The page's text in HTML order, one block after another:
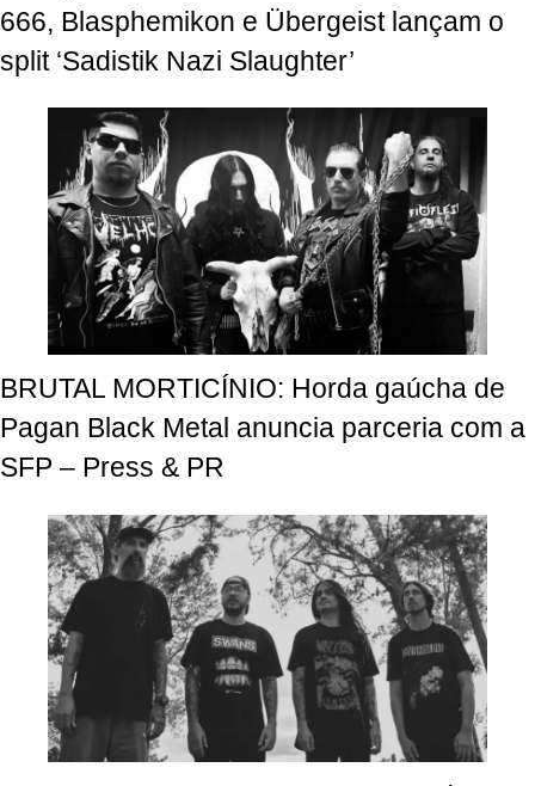
666, Blasphemikon e Übergeist lançam o
split ‘Sadistik Nazi Slaughter’
BRUTAL MORTICÍNIO: Horda gaúcha de
Pagan Black Metal anuncia parceria com a
SFP – Press & PR